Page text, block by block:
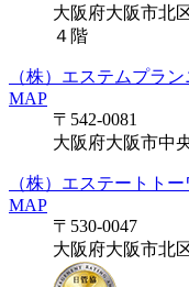
大阪府大阪市北
４階
（株）エステムプラ
MAP
〒542-0081
大阪府大阪市中
（株）エステートトー
MAP
〒530-0047
大阪府大阪市北